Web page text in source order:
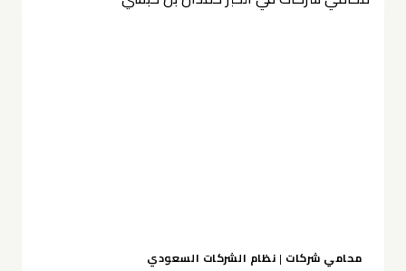
المحامي
محامي شركات | نظام الشركات السعودي